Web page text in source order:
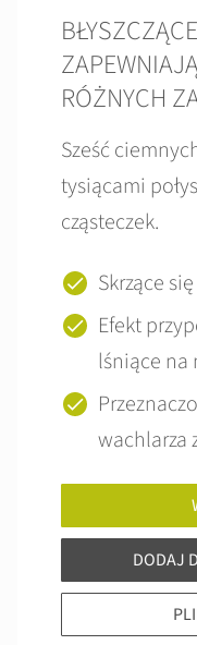
RÓŻNYCH
Sześć
tysiącami
cząsteczek.
Skrzące
Efekt
lśniące na
wachlarza
DODAJ